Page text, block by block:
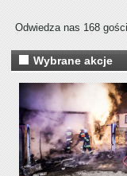
Odwiedza nas 168
Wybrane akcje